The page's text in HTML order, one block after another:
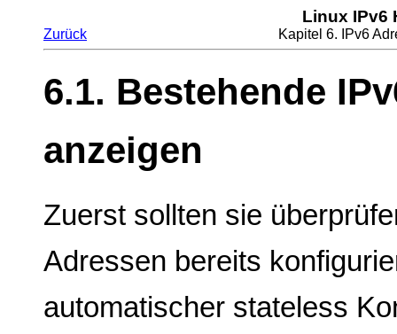
Linux IPv6
Zurück Kapitel 6. IPv6
6.1. Bestehende
anzeigen
Zuerst sollten sie
Adressen bereits
automatischer stateless